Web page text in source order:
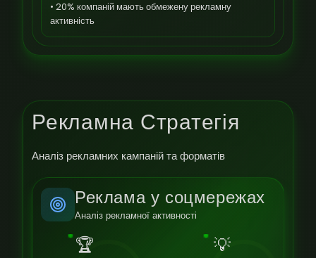
• 20% компаній мають обмежену рекламну
активність
Рекламна Стратегія
Аналіз рекламних кампаній та форматів
Реклама у соцмережах
Аналіз рекламної активності
🏆
💡